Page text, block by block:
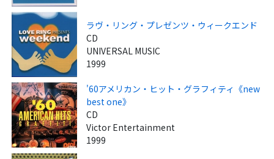
ラヴ・リング・プレゼンツ・ウィークエンド
CD
UNIVERSAL MUSIC
1999
'60アメリカン・ヒット・グラフィティ《new
best one》
CD
Victor Entertainment
1999